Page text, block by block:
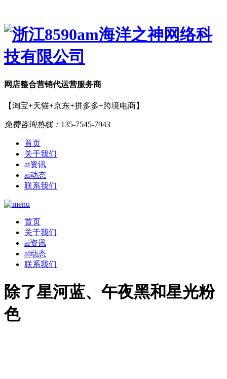
网店整合营销代运营服务商
【淘宝+天猫+京东+拼多多+跨境电商】
免费咨询热线： 135-7545-7943
首页
关于我们
ai资讯
ai动态
联系我们
首页
关于我们
ai资讯
ai动态
联系我们
除了星河蓝、午夜黑和星光粉
色